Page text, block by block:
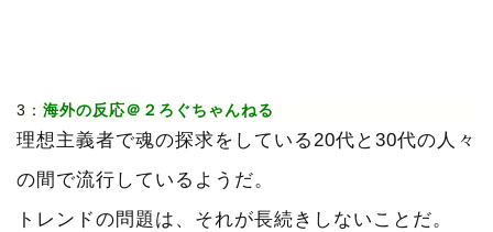
3： 海外の反応＠２ろぐちゃんねる
理想主義者で魂の探求をしている20代と30代の人々
の間で流行しているようだ。
トレンドの問題は、それが長続きしないことだ。